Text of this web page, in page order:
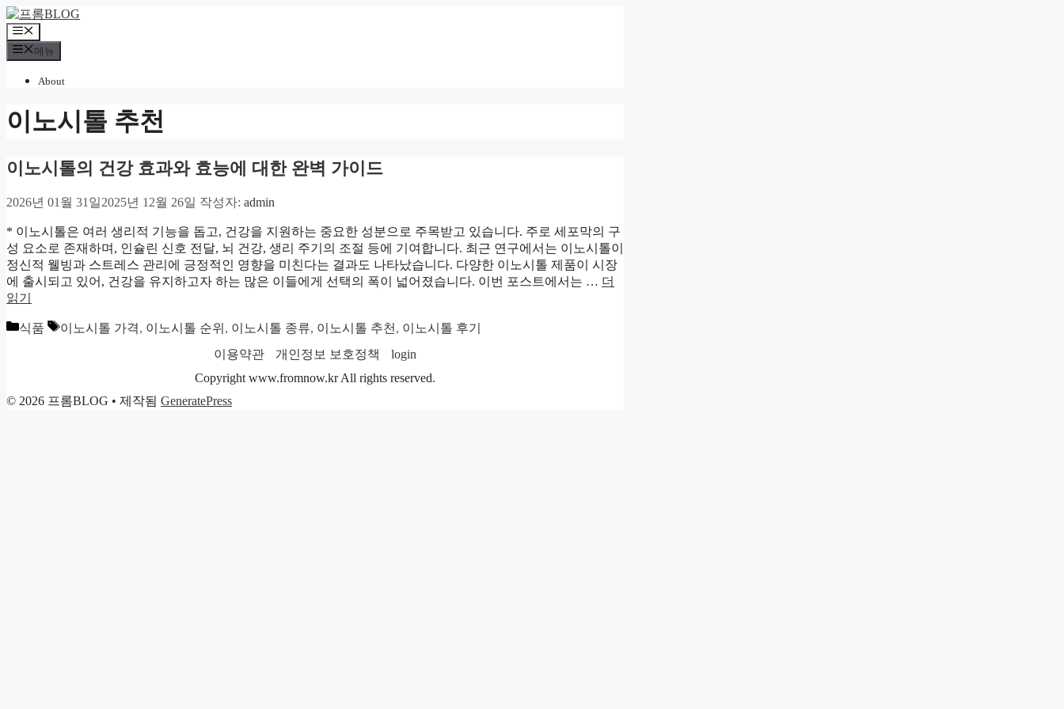
컨
텐
츠
로
뛰
기
메
뉴
메뉴
About
이노시톨 추천
이노시톨의 건강 효과와 효능에 대한 완벽 가이드
2026년 01월 31일2025년 12월 26일 작성자: admin
* 이노시톨은 여러 생리적 기능을 돕고, 건강을 지원하는 중요한 성분으로 주목받고 있습니다. 주로 세포막의 구
성 요소로 존재하며, 인슐린 신호 전달, 뇌 건강, 생리 주기의 조절 등에 기여합니다. 최근 연구에서는 이노시톨이
정신적 웰빙과 스트레스 관리에 긍정적인 영향을 미친다는 결과도 나타났습니다. 다양한 이노시톨 제품이 시장
에 출시되고 있어, 건강을 유지하고자 하는 많은 이들에게 선택의 폭이 넓어졌습니다. 이번 포스트에서는 … 더
읽기
카
식품
태
이노시톨 가격, 이노시톨 순위 , 이노시톨 종류, 이노시톨 추천 , 이노시톨 후기
이용약관
개인정보 보호정책
login
Copyright www.fromnow.kr All rights reserved.
© 2026 프롬BLOG • 제작됨 GeneratePress